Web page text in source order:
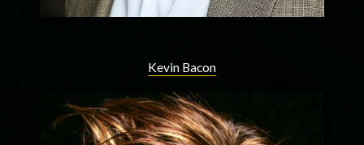
Kevin Bacon